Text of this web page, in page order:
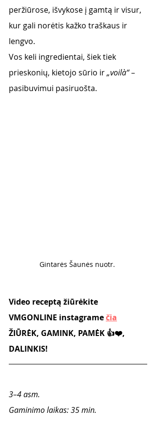
peržiūrose, išvykose į gamtą ir visur,
kur gali norėtis kažko traškaus ir
lengvo.
Vos keli ingredientai, šiek tiek
prieskonių, kietojo sūrio ir„voilà“–
pasibuvimui pasiruošta.
Gintarės Šaunės nuotr.
Video receptą žiūrėkite
VMGONLINE instagrame čia
ŽIŪRĖK, GAMINK, PAMĖK 👍❤️,
DALINKIS!
3–4 asm.
Gaminimo laikas: 35 min.